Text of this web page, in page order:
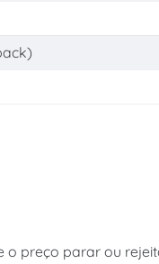
o preço parar ou